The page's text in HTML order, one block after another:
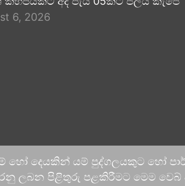
6, 2026
හෝ දෙයකින් යම් පුද්ගලයකුට හෝ
පිළිතුරු පළකිරීමට මෙම වෙබ්